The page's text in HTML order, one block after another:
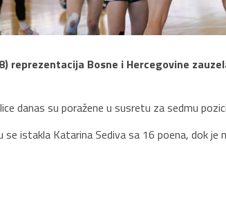
reprezentacija Bosne i Hercegovine
danas su poražene u susretu za sedmu
istakla Katarina Sediva sa 16 poena, dok je